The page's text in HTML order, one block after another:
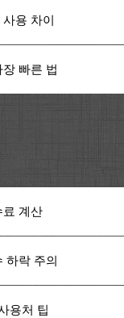
용 차이
빠른 법
료 계산
하락 주의
용처 팁